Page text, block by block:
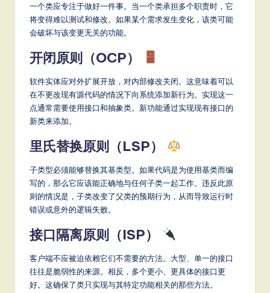
一个类应专注于做好一件事。当一个类承担多个职责时，它
将变得难以测试和修改。如果某个需求发生变化，该类可能
会破坏与该变更无关的功能。
开闭原则（OCP）
软件实体应对外扩展开放，对内部修改关闭。这意味着可以
在不更改现有源代码的情况下向系统添加新行为。实现这一
点通常需要使用接口和抽象类。新功能通过实现现有接口的
新类来添加。
里氏替换原则（LSP）
子类型必须能够替换其基类型。如果代码是为使用基类而编
写的，那么它应该能正确地与任何子类一起工作。违反此原
则的情况是，子类改变了父类的预期行为，从而导致运行时
错误或意外的逻辑失败。
接口隔离原则（ISP）
客户端不应被迫依赖它们不需要的方法。大型、单一的接口
往往是脆弱性的来源。相反，多个更小、更具体的接口更
好。这确保了类只实现与其特定功能相关的那些方法。